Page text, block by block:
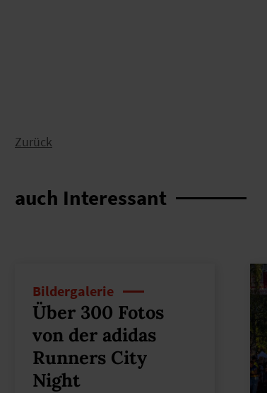
Zurück
auch Interessant
Bildergalerie
Über 300 Fotos
von der adidas
Runners City
Night